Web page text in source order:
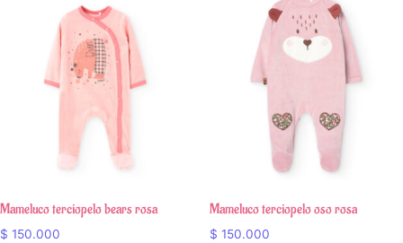
Mameluco terciopelo bears rosa
$ 150.000
Mameluco terciopelo oso rosa
$ 150.000